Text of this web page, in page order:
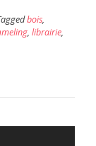
bois,
, librairie,